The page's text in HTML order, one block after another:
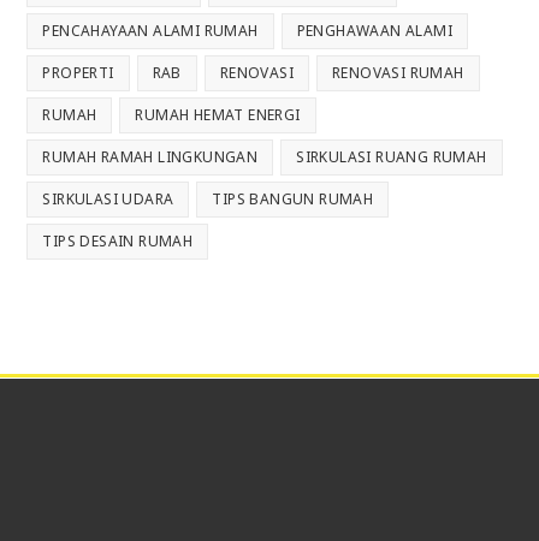
PENCAHAYAAN ALAMI RUMAH PENGHAWAAN ALAMI
PROPERTI RAB RENOVASI RENOVASI RUMAH
RUMAH RUMAH HEMAT ENERGI
RUMAH RAMAH LINGKUNGAN SIRKULASI RUANG RUMAH
SIRKULASI UDARA TIPS BANGUN RUMAH
TIPS DESAIN RUMAH